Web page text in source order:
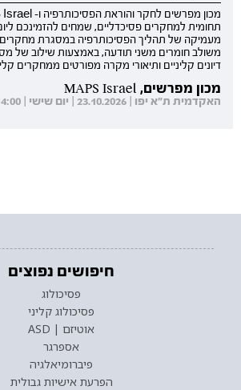
תחומית למחקרים פסיכדליים, שמחים להזמינכם
מעמיקה של תהליך הפסיכותרפיה במסגרת מחקרים
משולב חומרים משני תודעה, באמצעות שילוב של
דיונים קליניים ותיאורי מקרה מפורטים ממחקרים
מכון מפרשים, MAPS Israel
האקדמית ת"א יפו | 23.10.2026 | יום שישי | 08:30-14:00
חיפושים נפוצים
פסיכולוג
פסיכולוג קליני
אוטיזם | ASD
אספרגר
פיברומיאלגיה
הפרעת אישיות גבולית